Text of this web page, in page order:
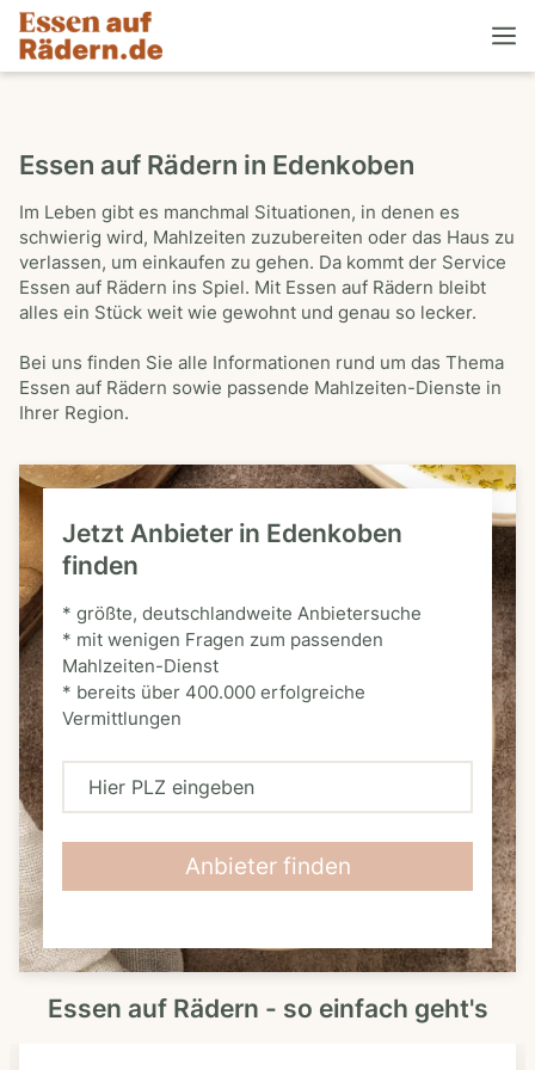
Essen auf Rädern in Edenkoben
Im Leben gibt es manchmal Situationen, in denen es
schwierig wird, Mahlzeiten zuzubereiten oder das Haus zu
verlassen, um einkaufen zu gehen. Da kommt der Service
Essen auf Rädern ins Spiel. Mit Essen auf Rädern bleibt
alles ein Stück weit wie gewohnt und genau so lecker.
Bei uns finden Sie alle Informationen rund um das Thema
Essen auf Rädern sowie passende Mahlzeiten-Dienste in
Ihrer Region.
Jetzt Anbieter in Edenkoben
finden
* größte, deutschlandweite Anbietersuche
* mit wenigen Fragen zum passenden
Mahlzeiten-Dienst
* bereits über 400.000 erfolgreiche
Vermittlungen
H
L
Z
Anbieter finden
Essen auf Rädern - so einfach geht's